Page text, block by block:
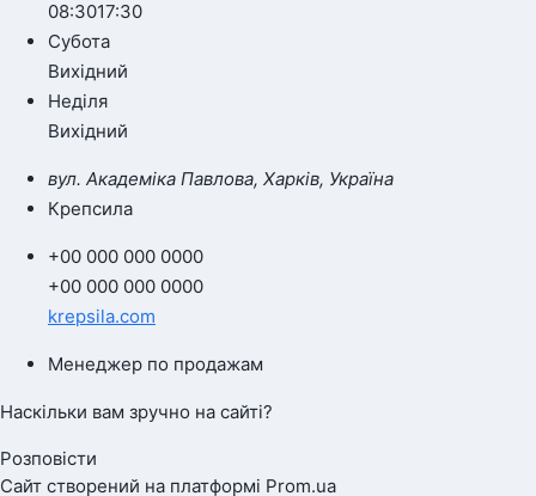
08:3017:30
Субота
Вихідний
Неділя
Вихідний
вул. Академіка Павлова, Харків, Україна
Крепсила
+00 000 000 0000
+00 000 000 0000
krepsila.com
Менеджер по продажам
Наскільки вам зручно на сайті?
Розповісти
Сайт створений на платформі Prom.ua